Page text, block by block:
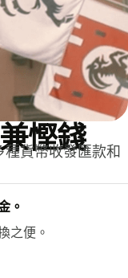
慳錢
貨幣收發匯款和
。
之便。